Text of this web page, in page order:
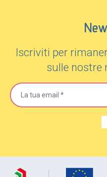
Iscriviti per
sulle nostre